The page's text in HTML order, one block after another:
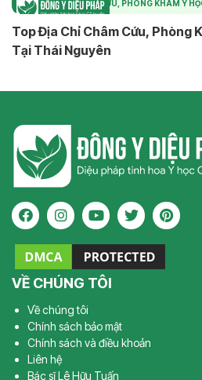
TOP ĐỊA CHỈ CHÂM CỨU, PHÒNG KHÁM Y
Top Địa Chỉ Châm Cứu, Phòng
Tại Thái Nguyên
VỀ CHÚNG TÔI
Về chúng tôi
Chính sách bảo mật
Chính sách và điều khoản
Liên hệ
Bác sĩ Lê Hữu Tuấn